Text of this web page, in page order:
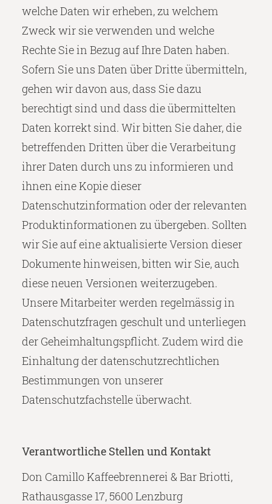
welche Daten wir erheben, zu welchem
Zweck wir sie verwenden und welche
Rechte Sie in Bezug auf Ihre Daten haben.
Sofern Sie uns Daten über Dritte übermitteln,
gehen wir davon aus, dass Sie dazu
berechtigt sind und dass die übermittelten
Daten korrekt sind. Wir bitten Sie daher, die
betreffenden Dritten über die Verarbeitung
ihrer Daten durch uns zu informieren und
ihnen eine Kopie dieser
Datenschutzinformation oder der relevanten
Produktinformationen zu übergeben. Sollten
wir Sie auf eine aktualisierte Version dieser
Dokumente hinweisen, bitten wir Sie, auch
diese neuen Versionen weiterzugeben.
Unsere Mitarbeiter werden regelmässig in
Datenschutzfragen geschult und unterliegen
der Geheimhaltungspflicht. Zudem wird die
Einhaltung der datenschutzrechtlichen
Bestimmungen von unserer
Datenschutzfachstelle überwacht.
Verantwortliche Stellen und Kontakt
Don Camillo Kaffeebrennerei & Bar Briotti,
Rathausgasse 17, 5600 Lenzburg